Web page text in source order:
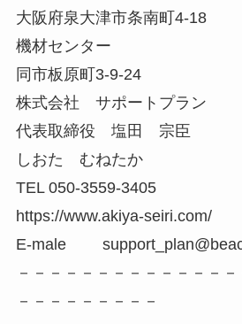
大阪府泉大津市条南町4-18
機材センター
同市板原町3-9-24
株式会社 サポートプラン
代表取締役 塩田 宗臣
しおた むねたか
TEL 050-3559-3405
https://www.akiya-seiri.com/
E-male
－－－－－－－－－－－－－
－－－－－－－－－